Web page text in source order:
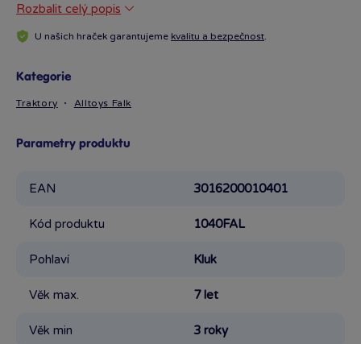
Rozbalit celý popis
U našich hraček garantujeme kvalitu a bezpečnost.
Kategorie
Traktory Alltoys Falk
Parametry produktu
EAN 3016200010401
Kód produktu 1040FAL
Pohlaví Kluk
Věk max. 7 let
Věk min 3 roky